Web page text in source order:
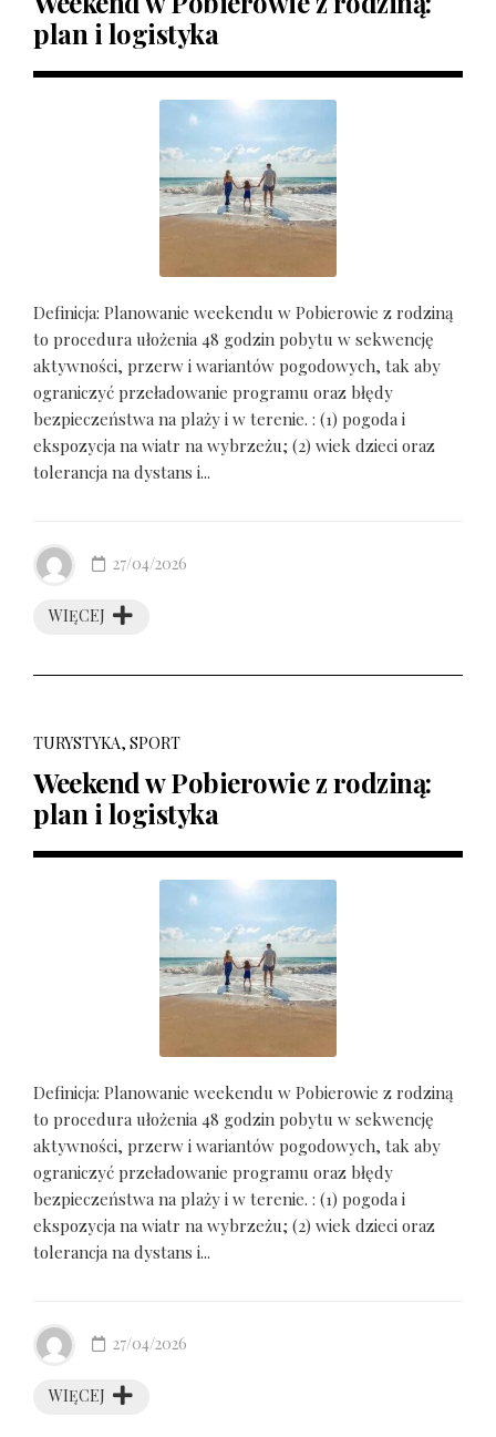
plan i logistyka
Definicja: Planowanie weekendu w Pobierowie z rodziną
to procedura ułożenia 48 godzin pobytu w sekwencję
aktywności, przerw i wariantów pogodowych, tak aby
ograniczyć przeładowanie programu oraz błędy
bezpieczeństwa na plaży i w terenie. : (1) pogoda i
ekspozycja na wiatr na wybrzeżu; (2) wiek dzieci oraz
tolerancja na dystans i...
WIĘCEJ
27/04/2026
TURYSTYKA, SPORT
Weekend w Pobierowie z rodziną:
plan i logistyka
Definicja: Planowanie weekendu w Pobierowie z rodziną
to procedura ułożenia 48 godzin pobytu w sekwencję
aktywności, przerw i wariantów pogodowych, tak aby
ograniczyć przeładowanie programu oraz błędy
bezpieczeństwa na plaży i w terenie. : (1) pogoda i
ekspozycja na wiatr na wybrzeżu; (2) wiek dzieci oraz
tolerancja na dystans i...
WIĘCEJ
27/04/2026